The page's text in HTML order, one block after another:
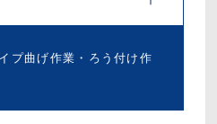
プ曲げ作業・ろう付け作